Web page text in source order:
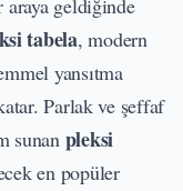
araya geldiğinde
tabela, modern
yansıtma
Parlak ve şeffaf
sunan pleksi
en popüler